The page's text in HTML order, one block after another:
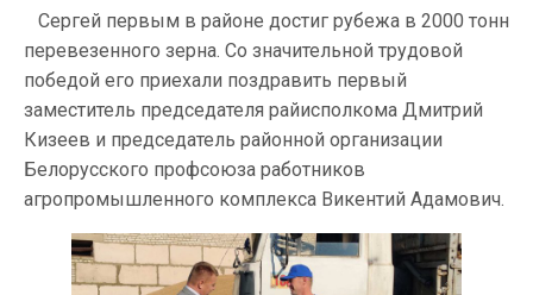
Сергей первым в районе достиг рубежа в 2000 тонн
перевезенного зерна. Со значительной трудовой
победой его приехали поздравить первый
заместитель председателя райисполкома Дмитрий
Кизеев и председатель районной организации
Белорусского профсоюза работников
агропромышленного комплекса Викентий Адамович.